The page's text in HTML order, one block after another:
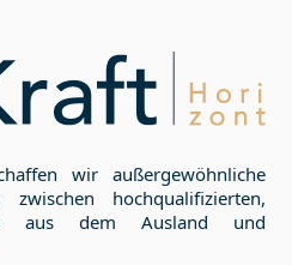
wir außergewöhnliche
zwischen hochqualifizierten,
aus dem Ausland und